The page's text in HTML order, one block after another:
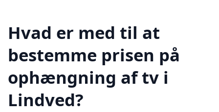
Hvad er med til at
bestemme prisen på
ophængning af tv i
Lindved?